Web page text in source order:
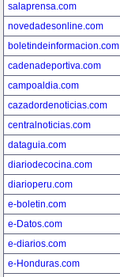
salaprensa.com
novedadesonline.com
boletindeinformacion.com
cadenadeportiva.com
campoaldia.com
cazadordenoticias.com
centralnoticias.com
dataguia.com
diariodecocina.com
diarioperu.com
e-boletin.com
e-Datos.com
e-diarios.com
e-Honduras.com